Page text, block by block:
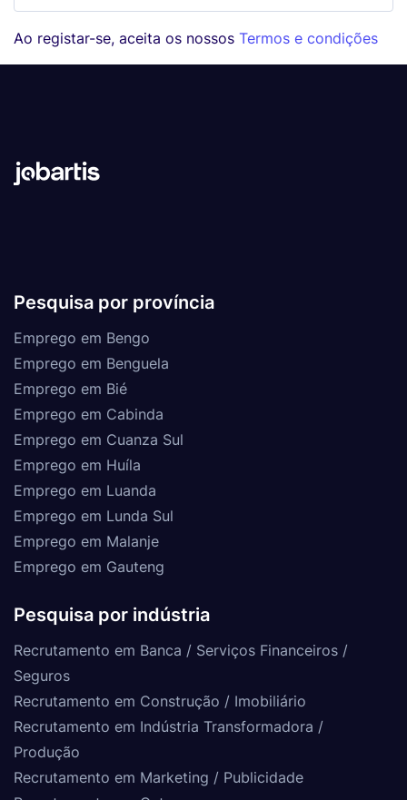
Ao registar-se, aceita os nossos Termos e condições
Pesquisa por província
Emprego em Bengo
Emprego em Benguela
Emprego em Bié
Emprego em Cabinda
Emprego em Cuanza Sul
Emprego em Huíla
Emprego em Luanda
Emprego em Lunda Sul
Emprego em Malanje
Emprego em Gauteng
Pesquisa por indústria
Recrutamento em Banca / Serviços Financeiros /
Seguros
Recrutamento em Construção / Imobiliário
Recrutamento em Indústria Transformadora /
Produção
Recrutamento em Marketing / Publicidade